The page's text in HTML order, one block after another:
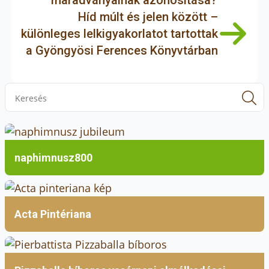
gondolkodtak a megbocsátásról, a szeretetről
és arról, mit jelent hazatalálni, valamint arról,
miként tudják ezt a saját életükben
megvalósítani.
Híd múlt és jelen között –
különleges lelkigyakorlatot tartottak
a Gyöngyösi Ferences Könyvtárban
naphimnusz800
Acta Pintériana